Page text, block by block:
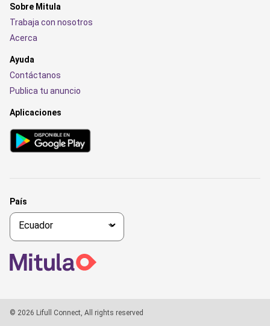
Sobre Mitula
Trabaja con nosotros
Acerca
Ayuda
Contáctanos
Publica tu anuncio
Aplicaciones
País
© 2026 Lifull Connect, All rights reserved